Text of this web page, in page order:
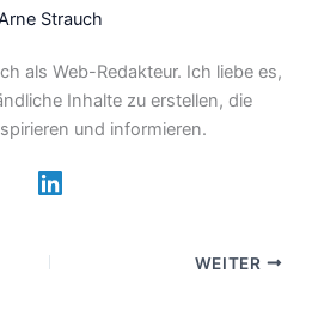
Strauch
als Web-Redakteur. Ich liebe es,
Inhalte zu erstellen, die
und informieren.
WEITER